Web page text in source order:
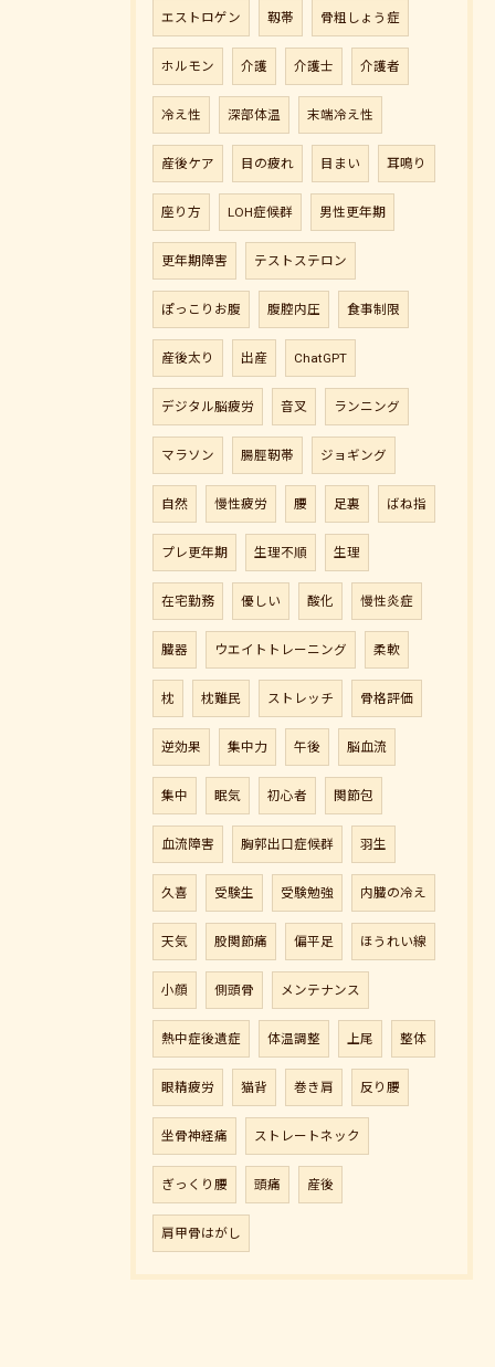
エストロゲン 靱帯 骨粗しょう症
ホルモン 介護 介護士 介護者
冷え性 深部体温 末端冷え性
産後ケア 目の疲れ 目まい 耳鳴り
座り方 LOH症候群 男性更年期
更年期障害 テストステロン
ぽっこりお腹 腹腔内圧 食事制限
産後太り 出産 ChatGPT
デジタル脳疲労 音叉 ランニング
マラソン 腸脛靭帯 ジョギング
自然 慢性疲労 腰 足裏 ばね指
プレ更年期 生理不順 生理
在宅勤務 優しい 酸化 慢性炎症
臓器 ウエイトトレーニング 柔軟
枕 枕難民 ストレッチ 骨格評価
逆効果 集中力 午後 脳血流
集中 眠気 初心者 関節包
血流障害 胸郭出口症候群 羽生
久喜 受験生 受験勉強 内臓の冷え
天気 股関節痛 偏平足 ほうれい線
小顔 側頭骨 メンテナンス
熱中症後遺症 体温調整 上尾 整体
眼精疲労 猫背 巻き肩 反り腰
坐骨神経痛 ストレートネック
ぎっくり腰 頭痛 産後
肩甲骨はがし